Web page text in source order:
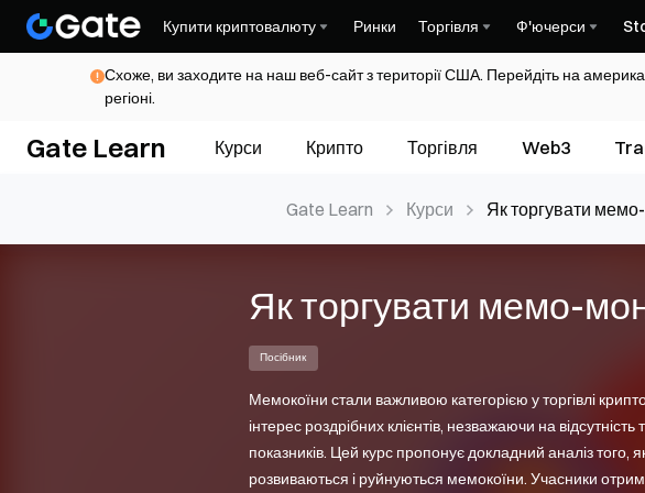
Купити криптовалюту Ринки Торгівля Ф'ючерси
Схоже, ви заходите на наш веб-сайт з території США. Перейдіть на
регіоні.
Gate Learn Курси Крипто Торгівля Web3
Gate Learn Курси Як торгувати
Як торгувати мемо-
Посібник
Мемокоїни стали важливою категорією у торгівлі
інтерес роздрібних клієнтів, незважаючи на
показників. Цей курс пропонує докладний аналіз того,
розвиваються і руйнуються мемокоїни. Учасники